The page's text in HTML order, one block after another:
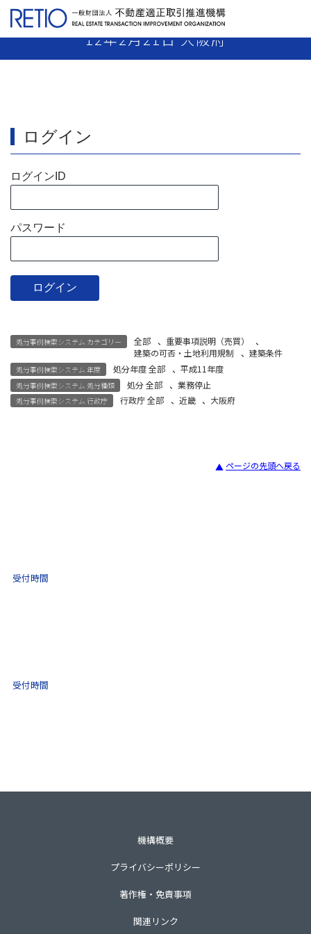
【11-9】 媒介業者 業務停止90日 平成
12年2月21日 大阪府
ログイン
ログインID
パスワード
処分事例検索システム カテゴリー 全部 、 重要事項説明（売買）
、
建築の可否・土地利用規制
、 建築条件
処分事例検索システム 年度 処分年度 全部 、 平成11年度
処分事例検索システム 処分種類 処分 全部 、 業務停止
処分事例検索システム 行政庁 行政庁 全部 、 近畿 、 大阪府
ページの先頭へ戻る
受付時間
受付時間
機構概要
プライバシーポリシー
著作権・免責事項
関連リンク